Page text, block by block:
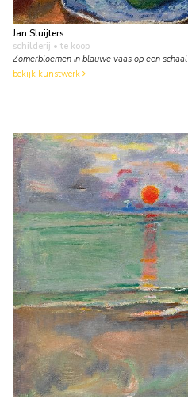
Jan Sluijters
schilderij • te koop
Zomerbloemen in blauwe vaas op een schaal
bekijk kunstwerk